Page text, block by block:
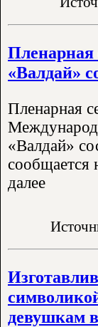
Пленарная
«Валдай»
Пленарная
«Валдай»
сообщается
далее
девушкам